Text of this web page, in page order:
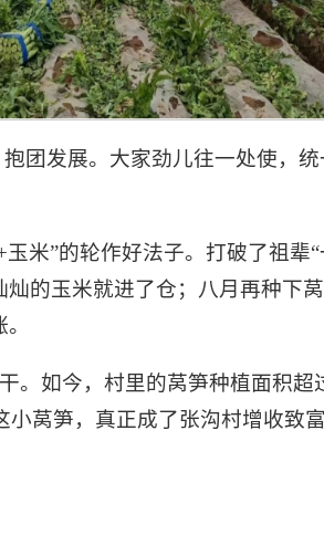
团发展。大家劲儿往一处使，
米”的轮作好法子。打破了祖辈
的玉米就进了仓；八月再种下
。如今，村里的莴笋种植面积超
莴笋，真正成了张沟村增收致